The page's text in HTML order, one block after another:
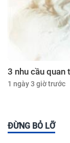
3 nhu cầu quan
1 ngày 3 giờ trước
ĐỪNG BỎ LỠ